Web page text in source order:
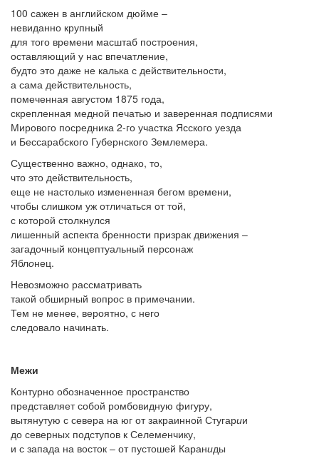
100 сажен в английском дюйме –
невиданно крупный
для того времени масштаб построения,
оставляющий у нас впечатление,
будто это даже не калька с действительности,
а сама действительность,
помеченная августом 1875 года,
скрепленная медной печатью и заверенная подписями
Мирового посредника 2-го участка Ясского уезда
и Бессарабского Губернского Землемера.
Существенно важно, однако, то,
что это действительность,
еще не настолько измененная бегом времени,
чтобы слишком уж отличаться от той,
с которой столкнулся
лишенный аспекта бренности призрак движения –
загадочный концептуальный персонаж
Яблонец.
Невозможно рассматривать
такой обширный вопрос в примечании.
Тем не менее, вероятно, с него
следовало начинать.
Межи
Контурно обозначенное пространство
представляет собой ромбовидную фигуру,
вытянутую с севера на юг от закраинной Стугарии
до северных подступов к Селеменчику,
и с запада на восток – от пустошей Караниды